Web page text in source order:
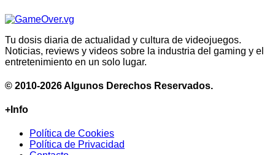
Tu dosis diaria de actualidad y cultura de videojuegos.
Noticias, reviews y videos sobre la industria del gaming y el
entretenimiento en un solo lugar.
© 2010-2026 Algunos Derechos Reservados.
+Info
Política de Cookies
Política de Privacidad